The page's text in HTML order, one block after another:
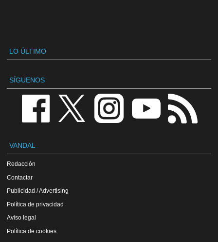
LO ÚLTIMO
SÍGUENOS
VANDAL
Redacción
Contactar
Publicidad / Advertising
Política de privacidad
Aviso legal
Política de cookies